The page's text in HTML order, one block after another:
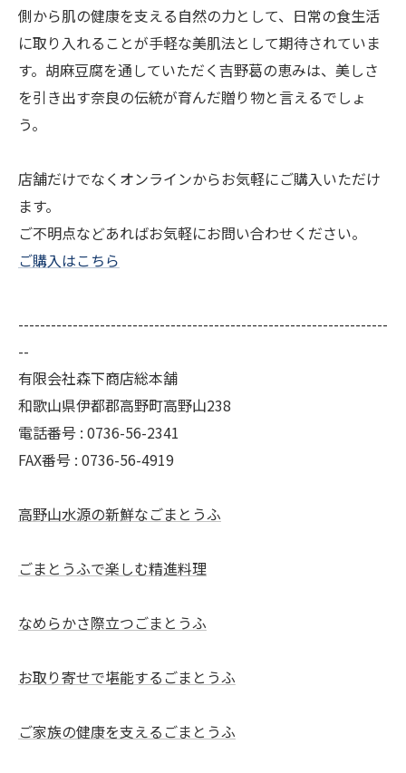
側から肌の健康を支える自然の力として、日常の食生活
に取り入れることが手軽な美肌法として期待されていま
す。胡麻豆腐を通していただく吉野葛の恵みは、美しさ
を引き出す奈良の伝統が育んだ贈り物と言えるでしょ
う。
店舗だけでなくオンラインからお気軽にご購入いただけ
ます。
ご不明点などあればお気軽にお問い合わせください。
ご購入はこちら
--------------------------------------------------------------------
--
有限会社森下商店総本舗
和歌山県伊都郡高野町高野山238
電話番号 : 0736-56-2341
FAX番号 : 0736-56-4919
高野山水源の新鮮なごまとうふ
ごまとうふで楽しむ精進料理
なめらかさ際立つごまとうふ
お取り寄せで堪能するごまとうふ
ご家族の健康を支えるごまとうふ